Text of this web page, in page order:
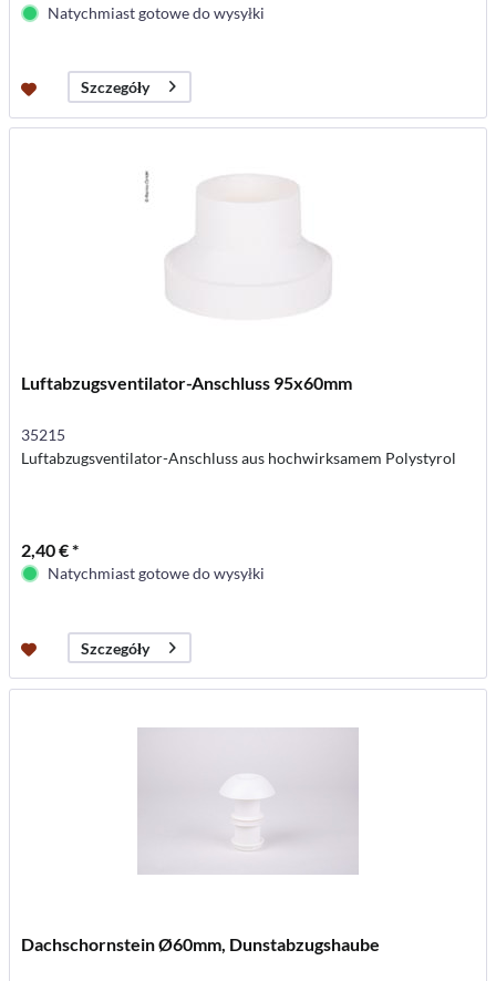
Natychmiast gotowe do wysyłki
Szczegóły
Luftabzugsventilator-Anschluss 95x60mm
35215
Luftabzugsventilator-Anschluss aus hochwirksamem Polystyrol
2,40 € *
Natychmiast gotowe do wysyłki
Szczegóły
Dachschornstein Ø60mm, Dunstabzugshaube